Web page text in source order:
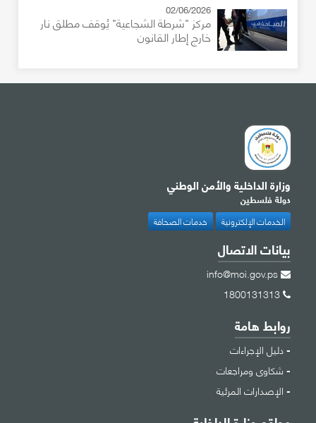
02/06/2026
مركز "شرطة الشجاعية" يُوقف مطلق نار
خارج إطار القانون
وزارة الداخلية والأمن الوطني
دولة فلسطين
الخدمات الإلكترونية خدمات الصحافة
بيانات الاتصال
info@moi.gov.ps
روابط هامة
دليل الإجراءات
شكاوى ومراجعات
الإصدارات المرئية